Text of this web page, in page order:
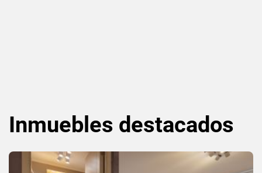
Inmuebles destacados